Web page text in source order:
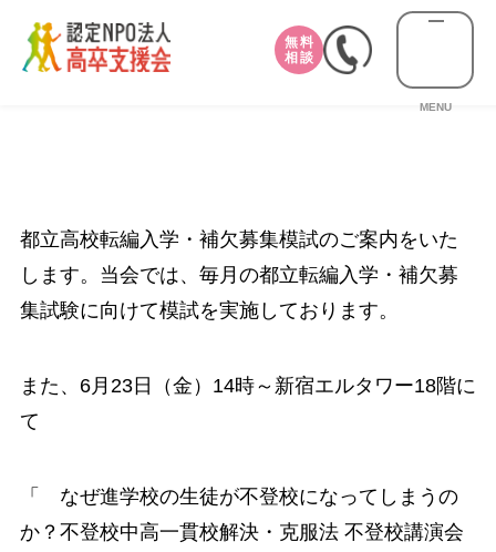
無料
相談
MENU
都立高校転編入学・補欠募集模試のご案内をいた
します。当会では、毎月の都立転編入学・補欠募
集試験に向けて模試を実施しております。
また、6月23日（金）14時～新宿エルタワー18階に
て
「 なぜ進学校の生徒が不登校になってしまうの
か？不登校中高一貫校解決・克服法 不登校講演会